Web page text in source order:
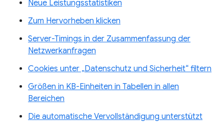
Neue Leistungsstatistiken
Zum Hervorheben klicken
Server-Timings in der Zusammenfassung der
Netzwerkanfragen
Cookies unter „Datenschutz und Sicherheit“ filtern
Größen in KB-Einheiten in Tabellen in allen
Bereichen
Die automatische Vervollständigung unterstützt